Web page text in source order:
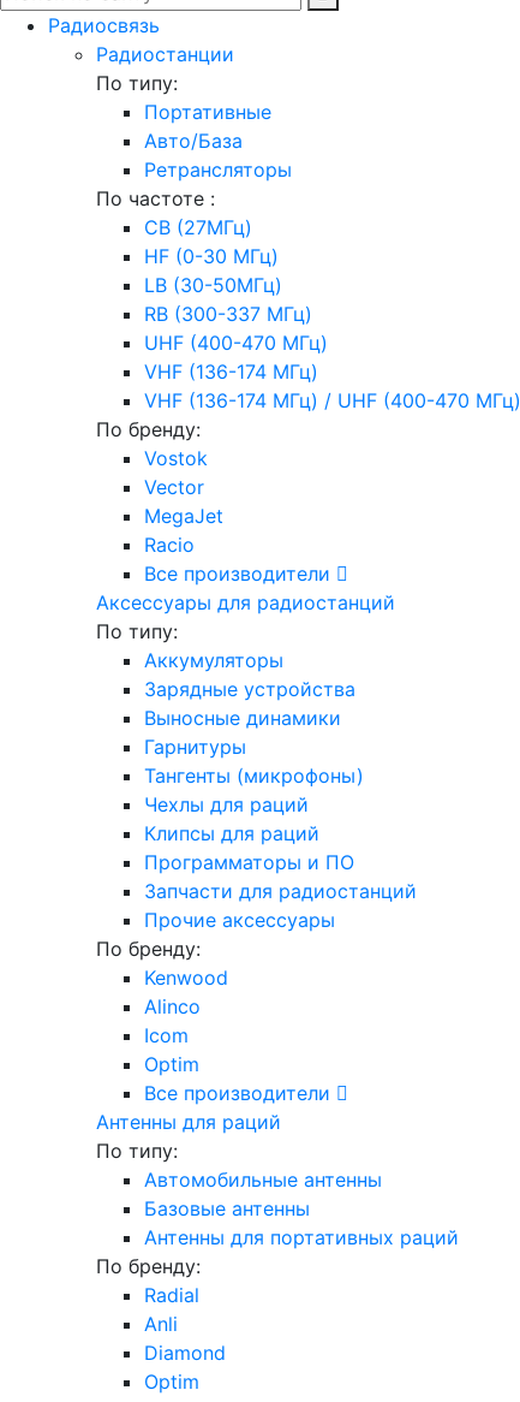
Радиосвязь
Радиостанции
По типу:
Портативные
Авто/База
Ретрансляторы
По частоте :
CB (27МГц)
HF (0-30 МГц)
LB (30-50МГц)
RB (300-337 МГц)
UHF (400-470 МГц)
VHF (136-174 МГц)
VHF (136-174 МГц) / UHF (400-470 МГц)
По бренду:
Vostok
Vector
MegaJet
Racio
Все производители
Аксессуары для радиостанций
По типу:
Аккумуляторы
Зарядные устройства
Выносные динамики
Гарнитуры
Тангенты (микрофоны)
Чехлы для раций
Клипсы для раций
Программаторы и ПО
Запчасти для радиостанций
Прочие аксессуары
По бренду:
Kenwood
Alinco
Icom
Optim
Все производители
Антенны для раций
По типу:
Автомобильные антенны
Базовые антенны
Антенны для портативных раций
По бренду:
Radial
Anli
Diamond
Optim